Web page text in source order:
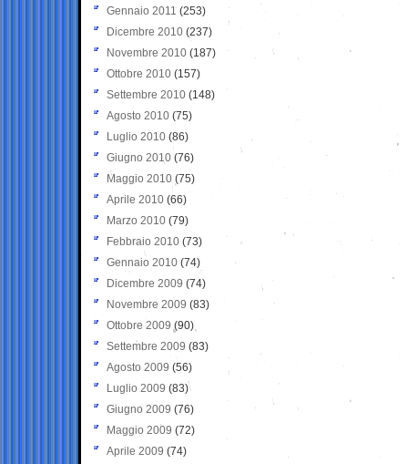
Gennaio 2011 (253)
Dicembre 2010 (237)
Novembre 2010 (187)
Ottobre 2010 (157)
Settembre 2010 (148)
Agosto 2010 (75)
Luglio 2010 (86)
Giugno 2010 (76)
Maggio 2010 (75)
Aprile 2010 (66)
Marzo 2010 (79)
Febbraio 2010 (73)
Gennaio 2010 (74)
Dicembre 2009 (74)
Novembre 2009 (83)
Ottobre 2009 (90)
Settembre 2009 (83)
Agosto 2009 (56)
Luglio 2009 (83)
Giugno 2009 (76)
Maggio 2009 (72)
Aprile 2009 (74)